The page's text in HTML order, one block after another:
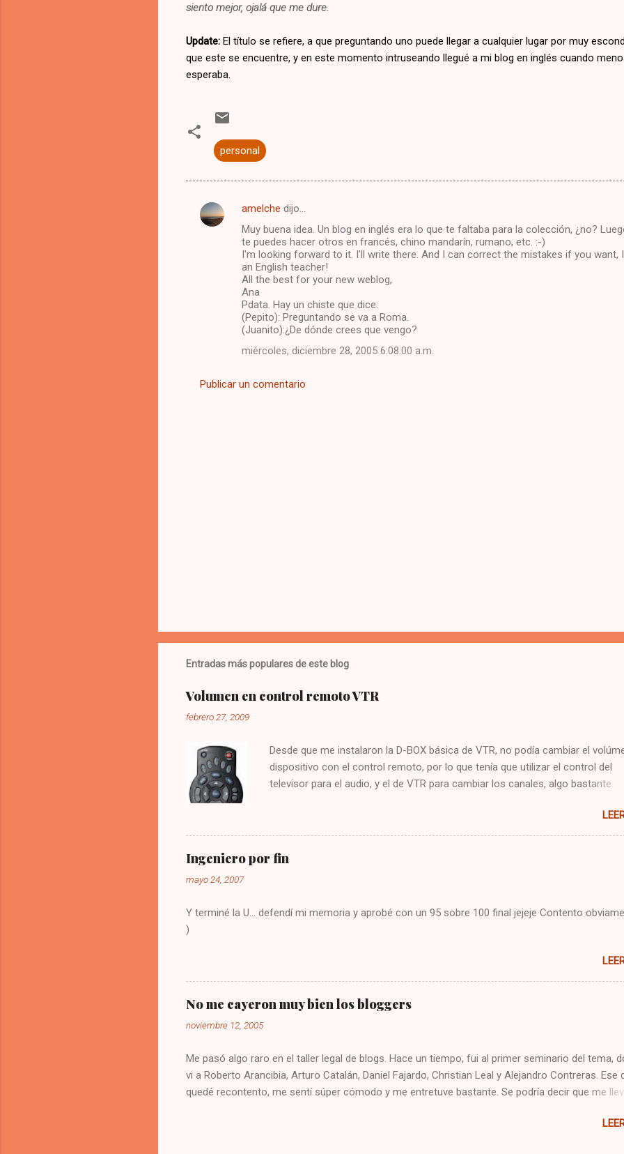
siento mejor, ojalá que me dure.
Update: El título se refiere, a que preguntando uno puede llegar a cualquier lugar por muy
que este se encuentre, y en este momento intruseando llegué a mi blog en inglés cuando
esperaba.
personal
C
o
amelche dijo…
Muy buena idea. Un blog en inglés era lo que te faltaba para la colección, ¿no?
te puedes hacer otros en francés, chino mandarín, rumano, etc. :-)
I'm looking forward to it. I'll write there. And I can correct the mistakes if you want,
an English teacher!
All the best for your new weblog,
Ana
Pdata. Hay un chiste que dice:
(Pepito): Preguntando se va a Roma.
(Juanito):¿De dónde crees que vengo?
miércoles, diciembre 28, 2005 6:08:00 a.m.
Publicar un comentario
Entradas más populares de este blog
Volumen en control remoto VTR
febrero 27, 2009
Desde que me instalaron la D-BOX básica de VTR, no podía cambiar el
dispositivo con el control remoto, por lo que tenía que utilizar el control del
televisor para el audio, y el de VTR para cambiar los canales, algo bastante
vez la tecla CBL Presionar sin soltar la tecla SETUP hasta que la CBL
Digitar 993 Presionar y mantener la tecla de volúmen Dejo constancia de la
solución por si alguien más tiene el mismo problema, y también para que no
olvide como arreglarlo jejeje. Saludos!
Ingeniero por fin
mayo 24, 2007
Y terminé la U... defendí mi memoria y aprobé con un 95 sobre 100 final jejeje Contento
)
No me cayeron muy bien los bloggers
noviembre 12, 2005
Me pasó algo raro en el taller legal de blogs. Hace un tiempo, fui al primer seminario del tema,
vi a Roberto Arancibia, Arturo Catalán, Daniel Fajardo, Christian Leal y Alejandro Contreras. Ese
quedé recontento, me sentí súper cómodo y me entretuve bastante. Se podría decir que me
de los cuales no cambié mi apreciación, incluso la confirmé, pero me cayeron pésimo parte de